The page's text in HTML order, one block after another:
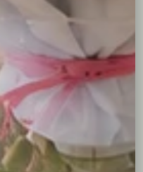
gotowe do wręczenia
gąbkom florystycznym
dłużej zachowują
cieszą oko
są wygodne w
wazonu ani
je idealnym